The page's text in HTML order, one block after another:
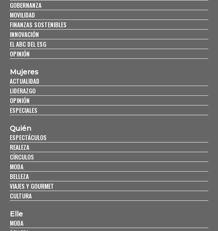
GOBERNANZA
MOVILIDAD
FINANZAS SOSTENIBLES
INNOVACIÓN
EL ABC DEL ESG
OPINIÓN
Mujeres
ACTUALIDAD
LIDERAZGO
OPINIÓN
ESPECIALES
Quién
ESPECTÁCULOS
REALEZA
CÍRCULOS
MODA
BELLEZA
VIAJES Y GOURMET
CULTURA
Elle
MODA